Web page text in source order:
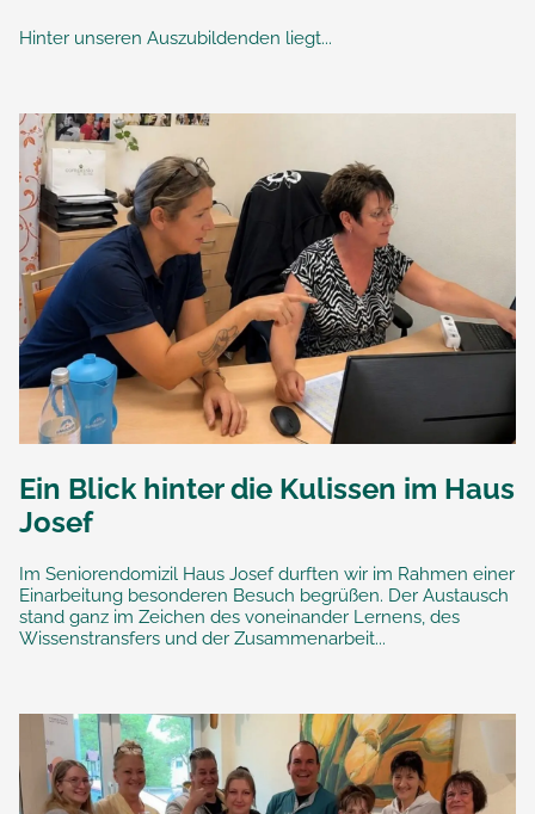
Hinter unseren Auszubildenden liegt...
Ein Blick hinter die Kulissen im Haus
Josef
Im Seniorendomizil Haus Josef durften wir im Rahmen einer
Einarbeitung besonderen Besuch begrüßen. Der Austausch
stand ganz im Zeichen des voneinander Lernens, des
Wissenstransfers und der Zusammenarbeit...